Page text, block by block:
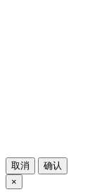
取消
确认
×